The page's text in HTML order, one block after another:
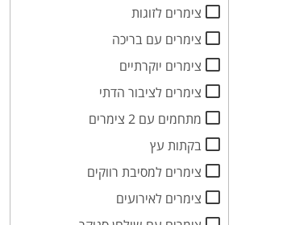
צימרים לזוגות
צימרים עם בריכה
צימרים יוקרתיים
צימרים לציבור הדתי
מתחמים עם 2 צימרים
בקתות עץ
צימרים למסיבת רווקים
צימרים לאירועים